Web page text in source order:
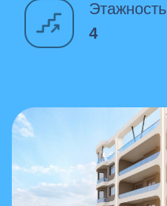
Этажность
4